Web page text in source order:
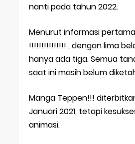
nanti pada tahun 2022.
Menurut informasi
!!!!!!!!!!!!!!! , dengan lima
hanya ada tiga. Semua
saat ini masih belum
Manga Teppen!!!
Januari 2021, tetapi
animasi.